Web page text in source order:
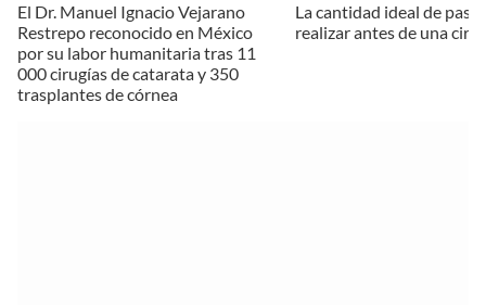
El Dr. Manuel Ignacio Vejarano
Restrepo reconocido en México
por su labor humanitaria tras 11
000 cirugías de catarata y 350
trasplantes de córnea
La cantidad ideal de
realizar antes de una